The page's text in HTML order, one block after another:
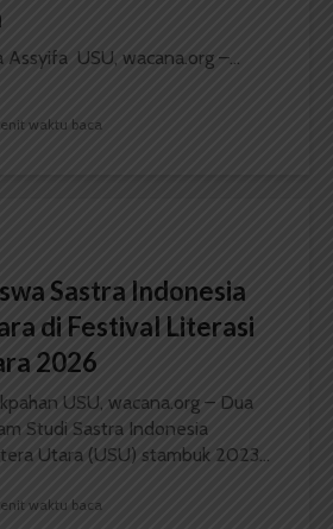
Assyifa USU, wacana.org –...
waktu baca
Sastra Indonesia
di Festival Literasi
2026
USU, wacana.org – Dua
Studi Sastra Indonesia
Utara (USU) stambuk 2023...
waktu baca